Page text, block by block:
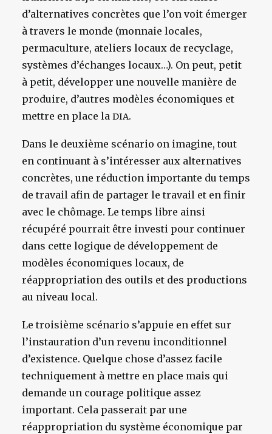
d’alternatives concrètes que l’on voit émerger
à travers le monde (monnaie locales,
permaculture, ateliers locaux de recyclage,
systèmes d’échanges locaux…). On peut, petit
à petit, développer une nouvelle manière de
produire, d’autres modèles économiques et
mettre en place la DIA.
Dans le deuxième scénario on imagine, tout
en continuant à s’intéresser aux alternatives
concrètes, une réduction importante du temps
de travail afin de partager le travail et en finir
avec le chômage. Le temps libre ainsi
récupéré pourrait être investi pour continuer
dans cette logique de développement de
modèles économiques locaux, de
réappropriation des outils et des productions
au niveau local.
Le troisième scénario s’appuie en effet sur
l’instauration d’un revenu inconditionnel
d’existence. Quelque chose d’assez facile
techniquement à mettre en place mais qui
demande un courage politique assez
important. Cela passerait par une
réappropriation du système économique par